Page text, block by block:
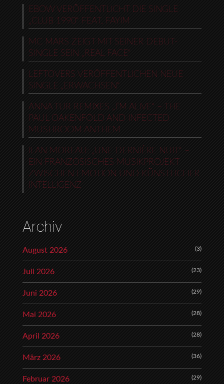
EBOW VERÖFFENTLICHT DIE SINGLE
„CLUB 1990“ FEAT. FAYIM
MC MARS ZEIGT MIT SEINER DEBUT-
SINGLE SEIN „REAL FACE“
LEFTOVERS VERÖFFENTLICHEN NEUE
SINGLE „ERWACHSEN“
ANNA TUR REMIXES „I’M ALIVE“ – THE
PAUL OAKENFOLD AND INFECTED
MUSHROOM ANTHEM
ILAN MOREAU: „UNE DERNIÈRE NUIT“ –
EIN FRANZÖSISCHES MUSIKPROJEKT
ZWISCHEN EMOTION UND KÜNSTLICHER
INTELLIGENZ
Archiv
August 2026 (3)
Juli 2026 (23)
Juni 2026 (29)
Mai 2026 (28)
April 2026 (28)
März 2026 (36)
Februar 2026 (29)